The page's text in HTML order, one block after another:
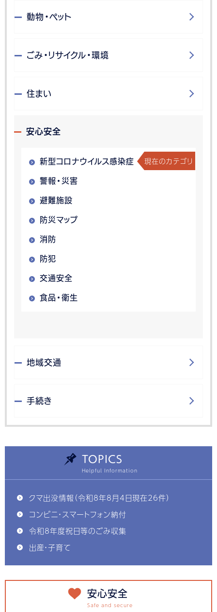
動物・ペット
ごみ・リサイクル・環境
住まい
安心安全
新型コロナウイルス感染症 現在のカテゴリ
警報・災害
避難施設
防災マップ
消防
防犯
交通安全
食品・衛生
地域交通
手続き
TOPICS
クマ出没情報（令和8年8月4日現在26件）
コンビニ・スマートフォン納付
令和8年度祝日等のごみ収集
出産・子育て
安心安全